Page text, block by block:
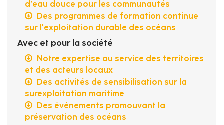
d’eau douce pour les communautés
Des programmes de formation continue
sur l'exploitation durable des océans
Avec et pour la société
Notre expertise au service des territoires
et des acteurs locaux
Des activités de sensibilisation sur la
surexploitation maritime
Des événements promouvant la
préservation des océans